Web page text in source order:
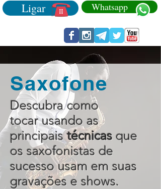
Ligar Whatsapp
Saxofone
Descubra como
tocar usando as
principaistécnicas que
os saxofonistas de
sucesso usam em suas
gravações e shows.